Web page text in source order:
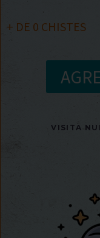
+ DE 0 CHISTES
VISITA